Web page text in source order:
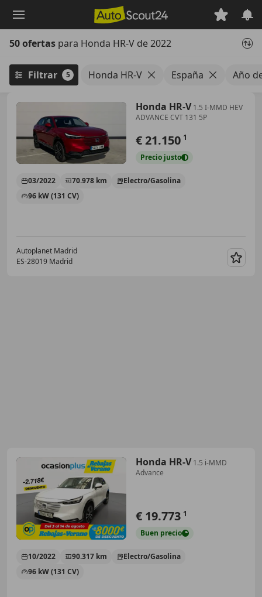
principal
50 ofertas para Honda HR-V de 2022
Filtrar 5 Honda HR-V España Año
Honda HR-V 1.5 I-MMD HEV
ADVANCE CVT 131 5P
€ 21.150 1
Precio justo
03/2022 70.978 km
Electro/Gasolina
96 kW (131 CV)
Autoplanet Madrid
ES-28019 Madrid
Honda HR-V 1.5 i-MMD
Advance
€ 19.773 1
Buen precio
10/2022 90.317 km
Electro/Gasolina
96 kW (131 CV)